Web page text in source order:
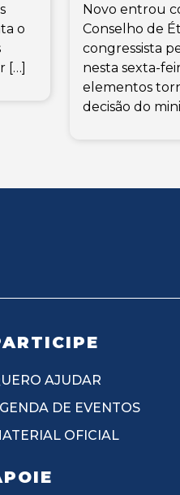
o
[…]
Novo entrou
Conselho de
congressista
nesta sexta-
elementos
decisão do
AJUDAR
DE EVENTOS
OFICIAL